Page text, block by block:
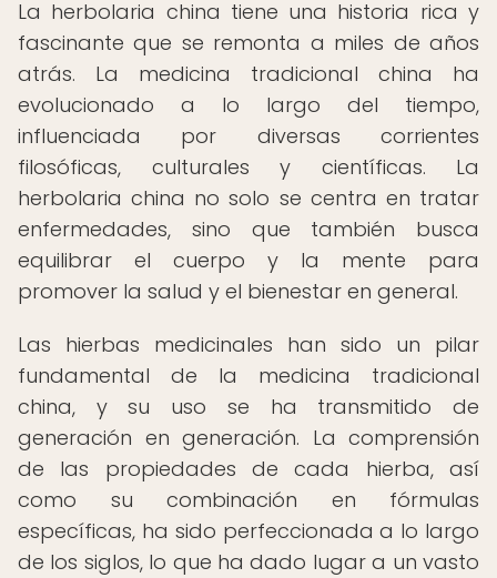
La herbolaria china tiene una historia rica y
fascinante que se remonta a miles de años
atrás. La medicina tradicional china ha
evolucionado a lo largo del tiempo,
influenciada por diversas corrientes
filosóficas, culturales y científicas. La
herbolaria china no solo se centra en tratar
enfermedades, sino que también busca
equilibrar el cuerpo y la mente para
promover la salud y el bienestar en general.
Las hierbas medicinales han sido un pilar
fundamental de la medicina tradicional
china, y su uso se ha transmitido de
generación en generación. La comprensión
de las propiedades de cada hierba, así
como su combinación en fórmulas
específicas, ha sido perfeccionada a lo largo
de los siglos, lo que ha dado lugar a un vasto